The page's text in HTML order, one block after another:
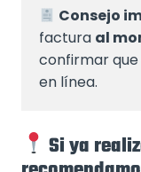
Consejo
factura al
confirmar
en línea.
Si ya